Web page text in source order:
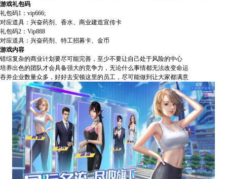
游戏礼包码
礼包码1：vip666;
对应道具：兴奋药剂、香水、商业建造宣传卡
礼包码2：Vip888
对应道具：兴奋药剂、特工招募卡、金币
游戏内容
错综复杂的商业计划要尽可能完善，至少不要让自己处于风险的中心
培养出色的团队才会具备强大的竞争力，无论什么事情都无法改变命运
吞并企业数量众多，好好去安顿这里的员工，尽可能做到让大家都满意